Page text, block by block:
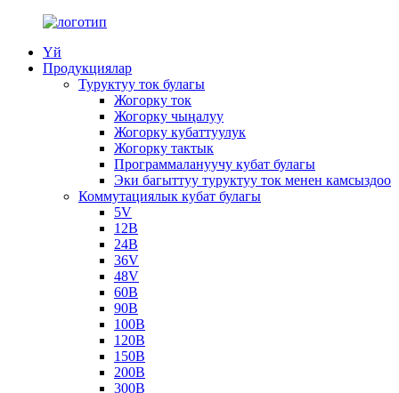
Үй
Продукциялар
Туруктуу ток булагы
Жогорку ток
Жогорку чыңалуу
Жогорку кубаттуулук
Жогорку тактык
Программалануучу кубат булагы
Эки багыттуу туруктуу ток менен камсыздоо
Коммутациялык кубат булагы
5V
12В
24В
36V
48V
60В
90В
100В
120В
150В
200В
300В